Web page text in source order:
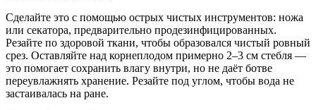
Сделайте это с помощью острых чистых инструментов: ножа
или секатора, предварительно продезинфицированных.
Резайте по здоровой ткани, чтобы образовался чистый ровный
срез. Оставляйте над корнеплодом примерно 2–3 см стебля —
это помогает сохранить влагу внутри, но не даёт ботве
переувлажнять хранение. Резайте под углом, чтобы вода не
застаивалась на ране.